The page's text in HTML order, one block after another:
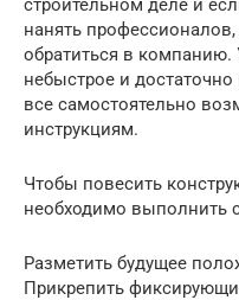
строительном деле и
нанять
обратиться в компанию.
небыстрое и
все самостоятельно
инструкциям.
Чтобы повесить
необходимо выполнить
Разметить будущее
Прикрепить